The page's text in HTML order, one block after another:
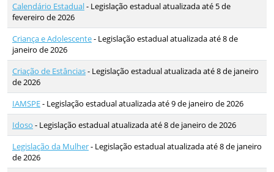
Calendário Estadual- Legislação estadual atualizada até 5 de
fevereiro de 2026
Criança e Adolescente- Legislação estadual atualizada até 8 de
janeiro de 2026
Criação de Estâncias- Legislação estadual atualizada até 8 de janeiro
de 2026
IAMSPE- Legislação estadual atualizada até 9 de janeiro de 2026
Idoso - Legislação estadual atualizada até 8 de janeiro de 2026
Legislação da Mulher- Legislação estadual atualizada até 8 de janeiro
de 2026